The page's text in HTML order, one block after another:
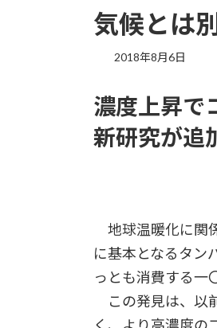
気候とは
2018年8月6日
濃度上昇で
新研究が追
地球温暖化に関
に基本となるタン
っとも消費する一
この発見は、以